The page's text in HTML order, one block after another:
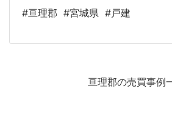
#亘理郡 #宮城県 #戸建
亘理郡の売買事例